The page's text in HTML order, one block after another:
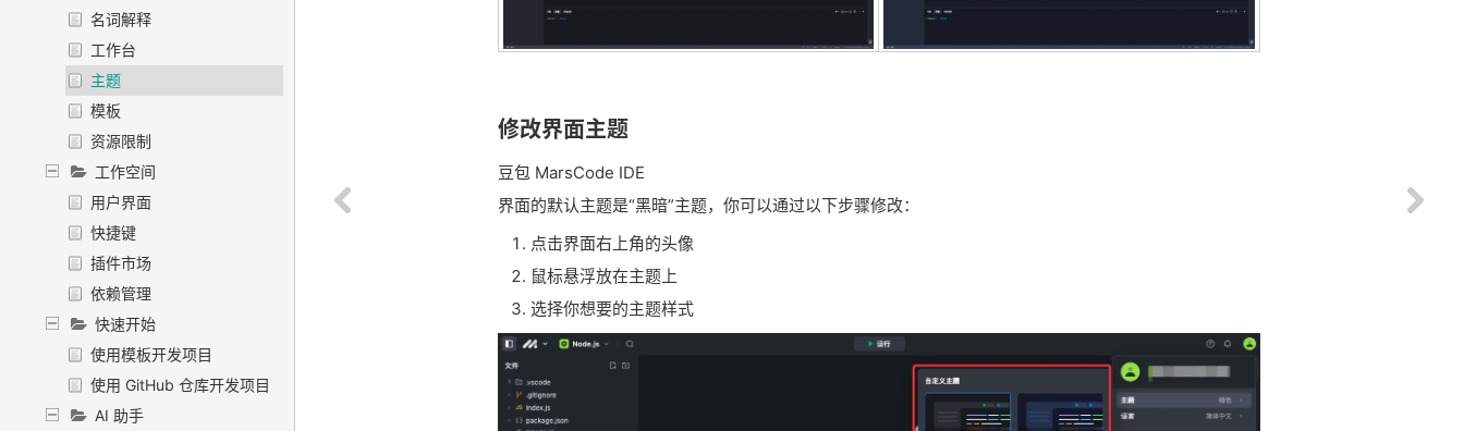
名词解释
工作台
主题
模板
资源限制
工作空间
用户界面
快捷键
插件市场
依赖管理
快速开始
使用模板开发项目
使用 GitHub 仓库开发项目
AI 助手
修改界面主题
豆包 MarsCode IDE
界面的默认主题是“黑暗”主题，你可以通过以下步骤修改：
点击界面右上角的头像
鼠标悬浮放在主题上
选择你想要的主题样式